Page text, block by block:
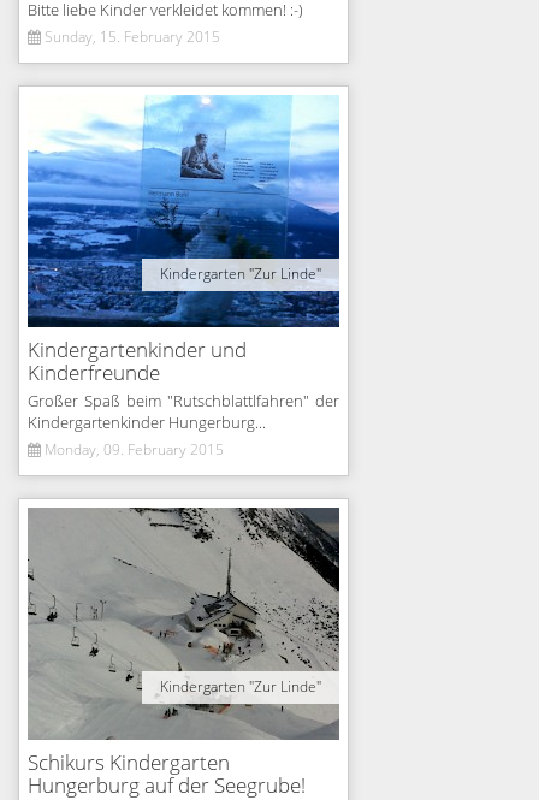
Bitte liebe Kinder verkleidet kommen! :-)
Sunday, 15. February 2015
Kindergarten "Zur Linde"
Kindergartenkinder und
Kinderfreunde
Großer Spaß beim "Rutschblattlfahren" der
Kindergartenkinder Hungerburg...
Monday, 09. February 2015
Kindergarten "Zur Linde"
Schikurs Kindergarten
Hungerburg auf der Seegrube!